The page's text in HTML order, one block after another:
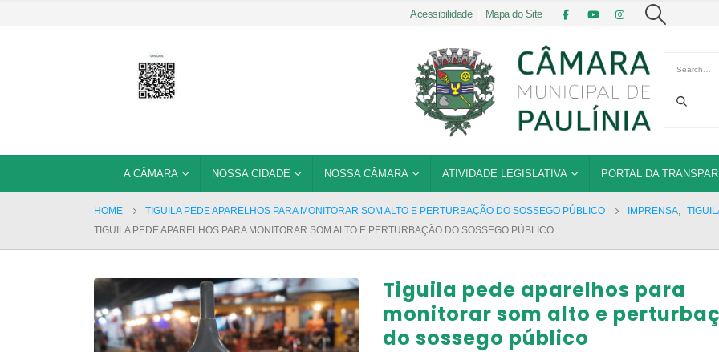
Acessibilidade| Mapa do Site
A CÂMARA NOSSA CIDADE NOSSA CÂMARA ATIVIDADE LEGISLATIVA PORTAL DA
HOME TIGUILA PEDE APARELHOS PARA MONITORAR SOM ALTO E PERTURBAÇÃO DO SOSSEGO PÚBLICO IMPRENSA,
TIGUILA PEDE APARELHOS PARA MONITORAR SOM ALTO E PERTURBAÇÃO DO SOSSEGO PÚBLICO
Tiguila pede aparelhos para
monitorar som alto e
do sossego público